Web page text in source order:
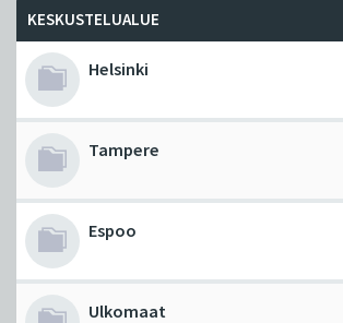
KESKUSTELUALUE
Helsinki
Tampere
Espoo
Ulkomaat